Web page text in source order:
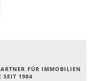
FÜR IMMOBILIEN
SEIT 1984